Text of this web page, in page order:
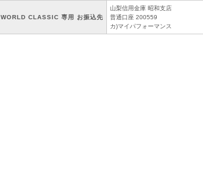
WORLD CLASSIC 専用 お振込先
山梨信用金庫 昭和支店
普通口座 200559
カ)マイパフォーマンス